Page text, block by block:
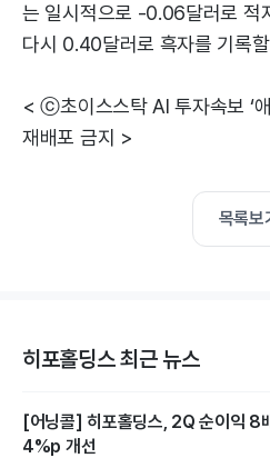
는 일시적으로 -0.06달러로 적
다시 0.40달러로 흑자를 기록
< ⓒ초이스스탁 AI 투자속보 ‘
재배포 금지 >
목록보
히포홀딩스 최근 뉴스
[어닝콜] 히포홀딩스, 2Q 순이익 8
4%p 개선